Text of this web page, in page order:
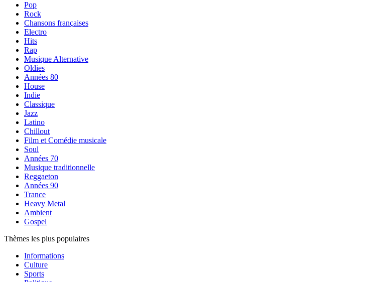
Pop
Rock
Chansons françaises
Electro
Hits
Rap
Musique Alternative
Oldies
Années 80
House
Indie
Classique
Jazz
Latino
Chillout
Film et Comédie musicale
Soul
Années 70
Musique traditionnelle
Reggaeton
Années 90
Trance
Heavy Metal
Ambient
Gospel
Thèmes les plus populaires
Informations
Culture
Sports